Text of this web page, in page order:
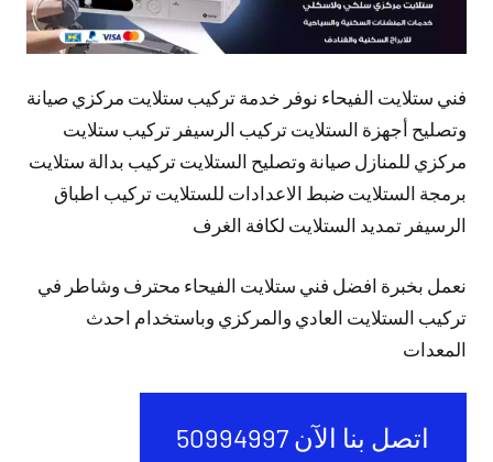
فني ستلايت الفيحاء نوفر خدمة تركيب ستلايت مركزي صيانة
وتصليح أجهزة الستلايت تركيب الرسيفر تركيب ستلايت
مركزي للمنازل صيانة وتصليح الستلايت تركيب بدالة ستلايت
برمجة الستلايت ضبط الاعدادات للستلايت تركيب اطباق
الرسيفر تمديد الستلايت لكافة الغرف
نعمل بخبرة افضل فني ستلايت الفيحاء محترف وشاطر في
تركيب الستلايت العادي والمركزي وباستخدام احدث
المعدات
اتصل بنا الآن 50994997